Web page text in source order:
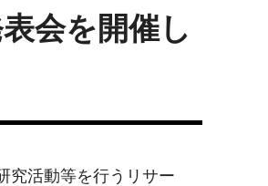
会を開催し
究活動等を行うリサー